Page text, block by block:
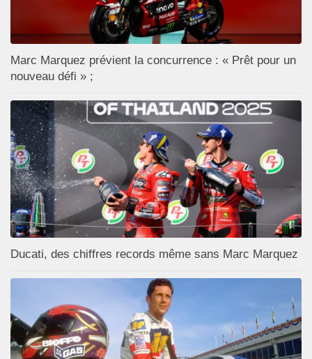
Marc Marquez prévient la concurrence : « Prêt pour un
nouveau défi » ;
Ducati, des chiffres records même sans Marc Marquez